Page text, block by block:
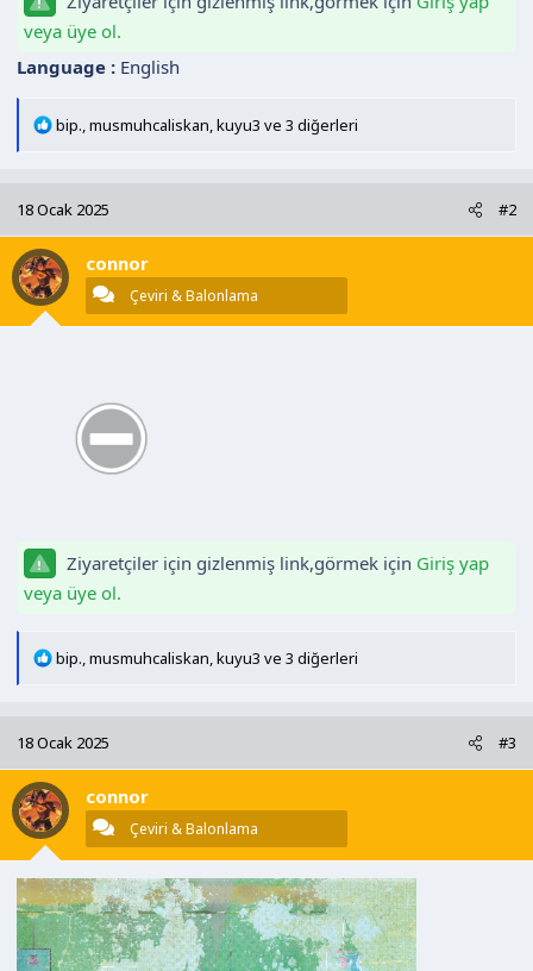
veya üye ol.
Language : English
T
i
l
e
r
bip.,musmuhcaliskan,kuyu3 ve 3 diğerleri
18 Ocak 2025 #2
connor
Çeviri & Balonlama
Ziyaretçiler için gizlenmiş link,görmek için Giriş yap
veya üye ol.
T
i
l
e
r
bip.,musmuhcaliskan,kuyu3 ve 3 diğerleri
18 Ocak 2025 #3
connor
Çeviri & Balonlama